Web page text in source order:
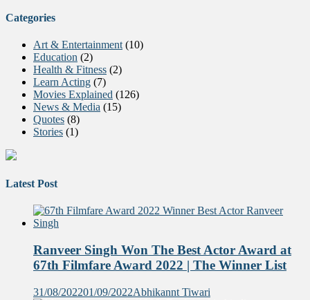
Categories
Art & Entertainment (10)
Education (2)
Health & Fitness (2)
Learn Acting (7)
Movies Explained (126)
News & Media (15)
Quotes (8)
Stories (1)
Latest Post
Ranveer Singh Won The Best Actor Award at
67th Filmfare Award 2022 | The Winner List
31/08/202201/09/2022Abhikannt Tiwari